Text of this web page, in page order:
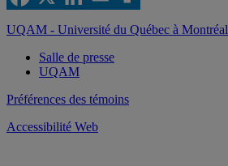
UQAM - Université du Québec à Montréal
Salle de presse
UQAM
Préférences des témoins
Accessibilité Web